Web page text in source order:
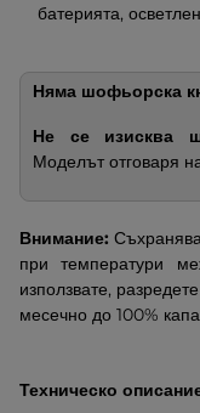
батерията,
Няма шофьорска
Не се изисква
Моделът отговаря
Внимание:
при температури
използвате,
месечно до 100%
Техническо